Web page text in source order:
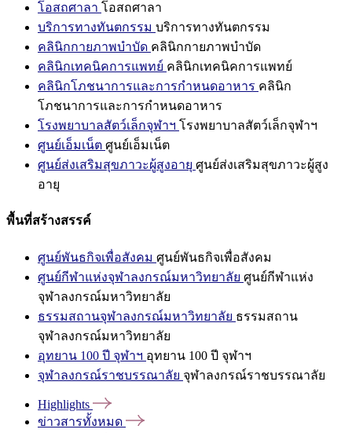
โอสถศาลา โอสถศาลา
บริการทางทันตกรรม บริการทางทันตกรรม
คลินิกกายภาพบำบัด คลินิกกายภาพบำบัด
คลินิกเทคนิคการแพทย์ คลินิกเทคนิคการแพทย์
คลินิกโภชนาการและการกำหนดอาหาร คลินิก
โภชนาการและการกำหนดอาหาร
โรงพยาบาลสัตว์เล็กจุฬาฯ โรงพยาบาลสัตว์เล็กจุฬาฯ
ศูนย์เอ็มเน็ต ศูนย์เอ็มเน็ต
ศูนย์ส่งเสริมสุขภาวะผู้สูงอายุ ศูนย์ส่งเสริมสุขภาวะผู้สูง
อายุ
พื้นที่สร้างสรรค์
ศูนย์พันธกิจเพื่อสังคม ศูนย์พันธกิจเพื่อสังคม
ศูนย์กีฬาแห่งจุฬาลงกรณ์มหาวิทยาลัย ศูนย์กีฬาแห่ง
จุฬาลงกรณ์มหาวิทยาลัย
ธรรมสถานจุฬาลงกรณ์มหาวิทยาลัย ธรรมสถาน
จุฬาลงกรณ์มหาวิทยาลัย
อุทยาน 100 ปี จุฬาฯ อุทยาน 100 ปี จุฬาฯ
จุฬาลงกรณ์ราชบรรณาลัย จุฬาลงกรณ์ราชบรรณาลัย
Highlights
ข่าวสารทั้งหมด